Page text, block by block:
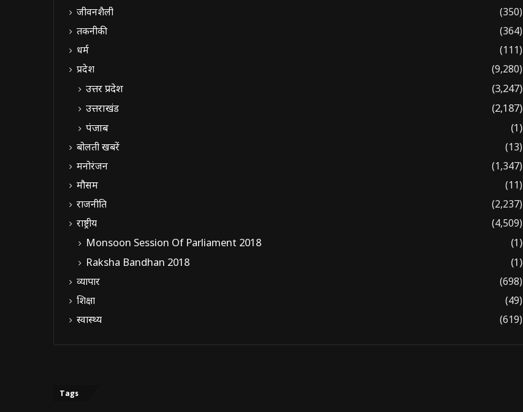
जीवनशैली
(350)
तकनीकी
(364)
धर्म
(111)
प्रदेश
(9,280)
उत्तर प्रदेश
(3,247)
उत्तराखंड
(2,187)
पंजाब
(1)
बोलती खबरें
(13)
मनोरंजन
(1,347)
मौसम
(11)
राजनीति
(2,237)
राष्ट्रीय
(4,509)
Monsoon Session Of Parliament 2018
(1)
Raksha Bandhan 2018
(1)
व्यापार
(698)
शिक्षा
(49)
स्वास्थ्य
(619)
Tags